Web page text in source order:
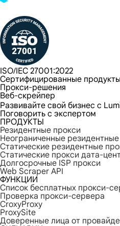
ISO/IEC 27001:2022
Сертифицированные
Прокси-решения
Веб-скрейпер
Развивайте свой бизнес с
Поговорить с экспертом
ПРОДУКТЫ
Резидентные прокси
Неограниченные
Статические резидентные
Статические прокси дата-
Долгосрочные ISP прокси
Web Scraper API
ФУНКЦИИ
Список бесплатных прокси-
Проверка прокси-сервера
CroxyProxy
ProxySite
Доверенные лица от